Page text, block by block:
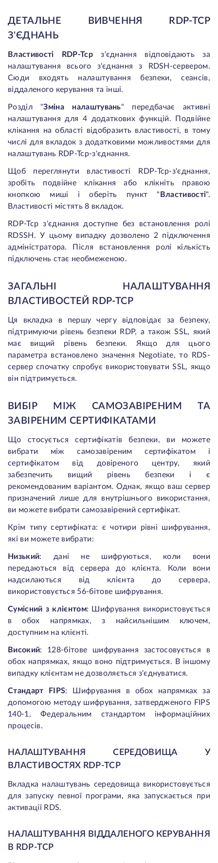
ДЕТАЛЬНЕ ВИВЧЕННЯ RDP-TCP
З'ЄДНАНЬ
Властивості RDP-Tcpз'єднання відповідають за
налаштування всього з'єднання з RDSH-сервером.
Сюди входять налаштування безпеки, сеансів,
віддаленого керування та інші.
Розділ "Зміна налаштувань" передбачає активні
налаштування для 4 додаткових функцій. Подвійне
клікання на області відобразить властивості, в тому
числі для вкладок з додатковими можливостями для
налаштувань RDP-Tcp-з'єднання.
Щоб переглянути властивості RDP-Tcp-з'єднання,
зробіть подвійне клікання або клікніть правою
кнопкою миші і оберіть пункт " Властивості".
Властивості містять 8 вкладок.
RDP-Tcp з'єднання доступне без встановлення ролі
RDSSH. У цьому випадку дозволено 2 підключення
адміністратора. Після встановлення ролі кількість
підключень стає необмеженою.
ЗАГАЛЬНІ НАЛАШТУВАННЯ
ВЛАСТИВОСТЕЙ RDP-TCP
Ця вкладка в першу чергу відповідає за безпеку,
підтримуючи рівень безпеки RDP, а також SSL, який
має вищий рівень безпеки. Якщо для цього
параметра встановлено значення Negotiate, то RDS-
сервер спочатку спробує використовувати SSL, якщо
він підтримується.
ВИБІР МІЖ CАМОЗАВІРЕНИМ ТА
ЗАВІРЕНИМ СЕРТИФІКАТАМИ
Що стосується сертифікатів безпеки, ви можете
вибрати між самозавіреним сертифікатом і
сертифікатом від довіреного центру, який
забезпечить вищий рівень безпеки і є
рекомендованим варіантом. Однак, якщо ваш сервер
призначений лише для внутрішнього використання,
ви можете вибрати самозавірений сертифікат.
Крім типу сертифіката: є чотири рівні шифрування,
які ви можете вибрати:
Низький: дані не шифруються, коли вони
передаються від сервера до клієнта. Коли вони
надсилаються від клієнта до сервера,
використовується 56-бітове шифрування.
Сумісний з клієнтом:
Шифрування використовується
в обох напрямках, з найсильнішим ключем,
доступним на клієнті.
Високий: 128-бітове шифрування застосовується в
обох напрямках, якщо воно підтримується. В іншому
випадку клієнтам не дозволяється з'єднуватися.
Стандарт FIPS:
Шифрування в обох напрямках за
допомогою методу шифрування, затвердженого FIPS
140-1, Федеральним стандартом інформаційних
процесів.
НАЛАШТУВАННЯ СЕРЕДОВИЩА У
ВЛАСТИВОСТЯХ RDP-TCP
Вкладка налаштувань середовища використовується
для запуску певної програми, яка запускається при
активації RDS.
НАЛАШТУВАННЯ ВІДДАЛЕНОГО КЕРУВАННЯ
В RDP-TCP